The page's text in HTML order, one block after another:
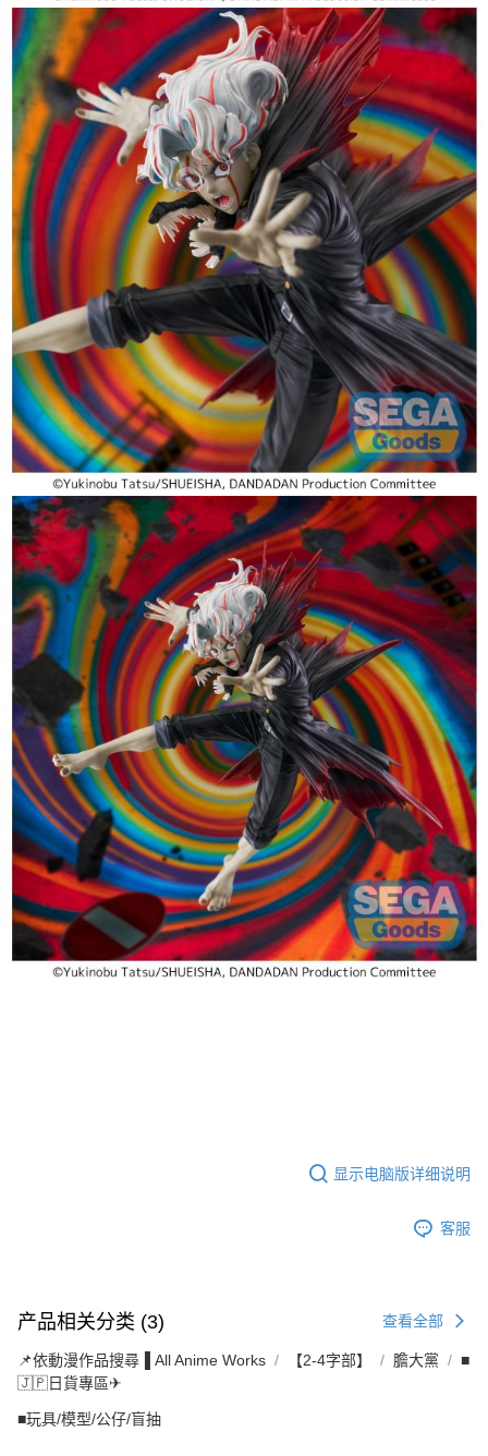
显示电脑版详细说明
客服
产品相关分类 (3) 查看全部
📌依動漫作品搜尋▐ All Anime Works 【2-4字部】 膽大黨
■
🇯🇵日貨專區✈
■玩具/模型/公仔/盲抽